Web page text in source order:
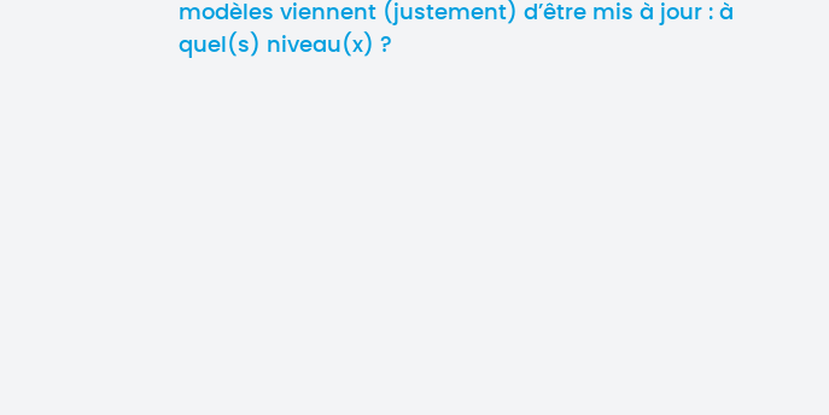
modèles viennent (justement) d’être mis à jour : à
quel(s) niveau(x) ?